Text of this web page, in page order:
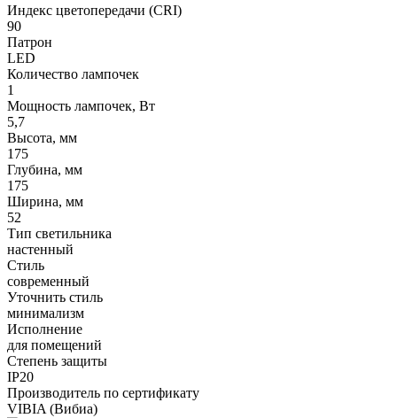
Индекс цветопередачи (CRI)
90
Патрон
LED
Количество лампочек
1
Мощность лампочек, Вт
5,7
Высота, мм
175
Глубина, мм
175
Ширина, мм
52
Тип светильника
настенный
Стиль
современный
Уточнить стиль
минимализм
Исполнение
для помещений
Степень защиты
IP20
Производитель по сертификату
VIBIA (Вибиа)